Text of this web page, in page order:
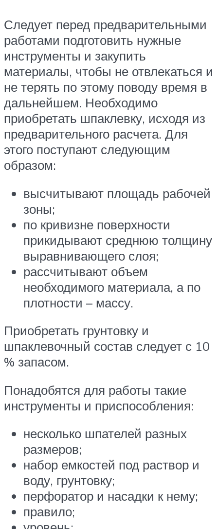
Следует перед предварительными
работами подготовить нужные
инструменты и закупить
материалы, чтобы не отвлекаться и
не терять по этому поводу время в
дальнейшем. Необходимо
приобретать шпаклевку, исходя из
предварительного расчета. Для
этого поступают следующим
образом:
высчитывают площадь рабочей
зоны;
по кривизне поверхности
прикидывают среднюю толщину
выравнивающего слоя;
рассчитывают объем
необходимого материала, а по
плотности – массу.
Приобретать грунтовку и
шпаклевочный состав следует с 10
% запасом.
Понадобятся для работы такие
инструменты и приспособления:
несколько шпателей разных
размеров;
набор емкостей под раствор и
воду, грунтовку;
перфоратор и насадки к нему;
правило;